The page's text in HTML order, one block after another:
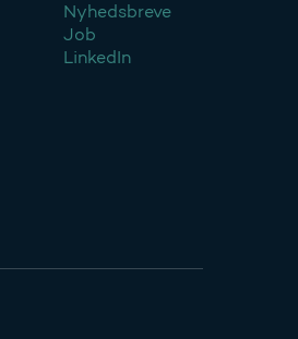
Nyhedsbreve
Job
LinkedIn